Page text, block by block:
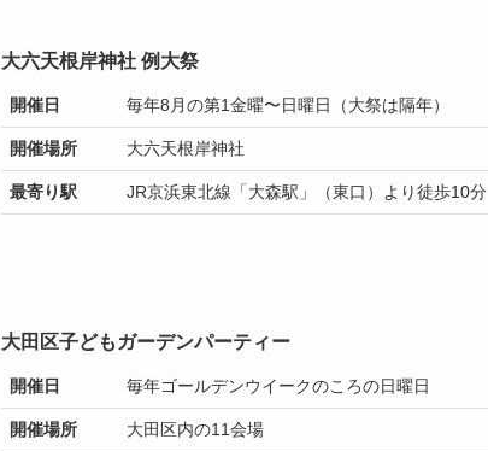
大六天根岸神社 例大祭
開催日 毎年8月の第1金曜〜日曜日（大祭は隔年）
開催場所 大六天根岸神社
最寄り駅 JR京浜東北線「大森駅」（東口）より徒歩10分
大田区子どもガーデンパーティー
開催日 毎年ゴールデンウイークのころの日曜日
開催場所 大田区内の11会場